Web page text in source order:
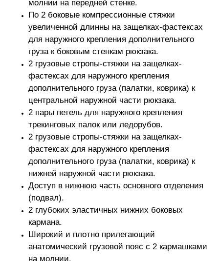
молнии на передней стенке.
По 2 боковые компрессионные стяжки
увеличенной длинны на защелках-фастексах
для наружного крепления дополнительного
груза к боковым стенкам рюкзака.
2 грузовые стропы-стяжки на защелках-
фастексах для наружного крепления
дополнительного груза (палатки, коврика) к
центральной наружной части рюкзака.
2 пары петель для наружного крепления
трекинговых палок или ледорубов.
2 грузовые стропы-стяжки на защелках-
фастексах для наружного крепления
дополнительного груза (палатки, коврика) к
нижней наружной части рюкзака.
Доступ в нижнюю часть основного отделения
(подвал).
2 глубоких эластичных нижних боковых
кармана.
Широкий и плотно прилегающий
анатомический грузовой пояс с 2 кармашками
на молнии.